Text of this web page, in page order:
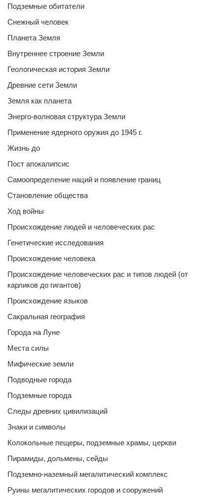
Подземные обитатели
Снежный человек
Планета Земля
Внутреннее строение Земли
Геологическая история Земли
Древние сети Земли
Земля как планета
Энерго-волновая структура Земли
Применение ядерного оружия до 1945 г.
Жизнь до
Пост апокалипсис
Самоопределение наций и появление границ
Становление общества
Ход войны
Происхождение людей и человеческих рас
Генетические исследования
Происхождение человека
Происхождение человеческих рас и типов людей (от
карликов до гигантов)
Происхождение языков
Сакральная география
Города на Луне
Места силы
Мифические земли
Подводные города
Подземные города
Следы древних цивилизаций
Знаки и символы
Колокольные пещеры, подземные храмы, церкви
Пирамиды, дольмены, сейды
Подземно-наземный мегалитический комплекс
Руины мегалитических городов и сооружений